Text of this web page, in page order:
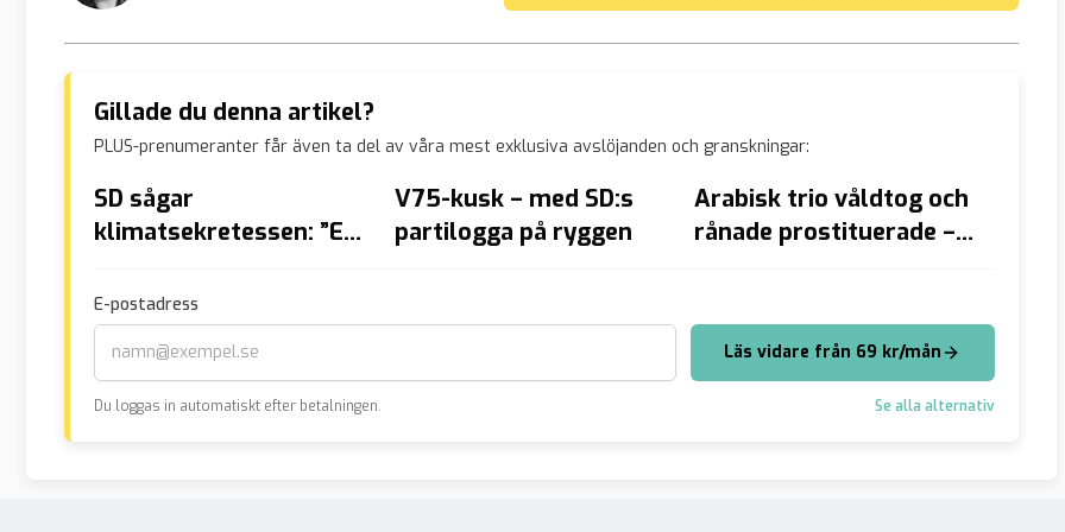
Gillade du denna artikel?
PLUS-prenumeranter får även ta del av våra mest exklusiva avslöjanden och granskningar:
SD sågar
klimatsekretessen: ”En
V75-kusk – med SD:s
partilogga på ryggen
Arabisk trio våldtog och
rånade prostituerade –
E-postadress
Läs vidare från 69 kr/mån
Du loggas in automatiskt efter betalningen. Se alla alternativ